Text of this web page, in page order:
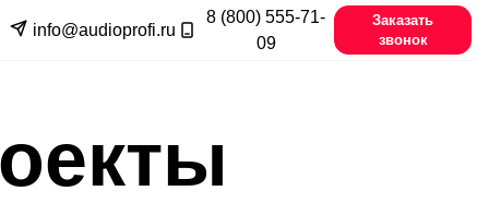
info@audioprofi.ru
8 (800) 555-71-
09
Заказать
звонок